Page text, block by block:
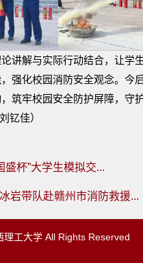
讲解与实际行动结合，让学
强化校园消防安全观念。今
筑牢校园安全防护屏障，守
钇佳）
盛杯”大学生模拟交...
岩带队赴赣州市消防救援...
工大学 All Rights Reserved